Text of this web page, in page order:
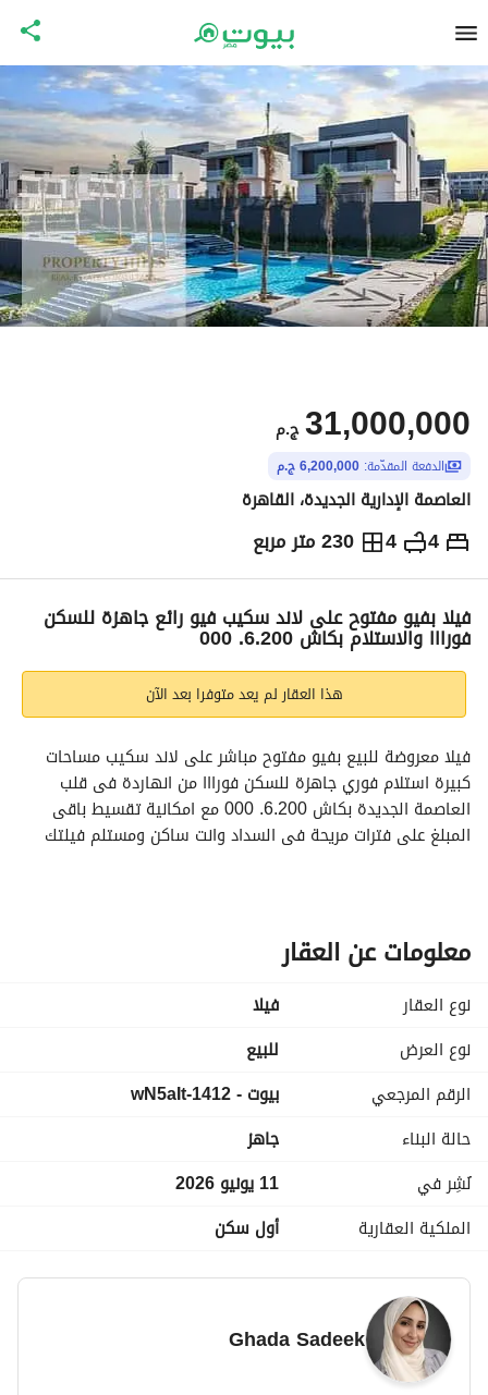
ج.م31,000,000
الدفعة المقدّمة: 6,200,000 ج.م
العاصمة الإدارية الجديدة، القاهرة
4
4 230 متر مربع ج.م31,000,000
التفاصيل الاتجاهات والمؤشرات رهن عقاري
فيلا بفيو مفتوح على لاند سكيب فيو رائع جاهزة للسكن
فورااا والاستلام بكاش 6.200. 000
هذا العقار لم يعد متوفرا بعد الآن
المبلغ على فترات مريحة فى السداد وانت ساكن ومستلم فيلتك
متاح صور وفيديو للفيلا على الواتساب واقعية للمعاينات
معلومات عن العقار
نوع العقار
فیلا
نوع العرض
للبيع
الرقم المرجعي
بيوت - 1412-wN5aIt
حالة البناء
جاهز
نُشِر في
11 يونيو 2026
الملكية العقارية
أول سكن
Ghada Sadeek